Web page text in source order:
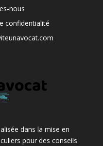
nous
confidentialité
dans la mise en
pour des conseils